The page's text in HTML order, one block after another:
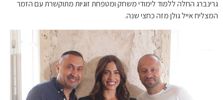
גרינברג החלה ללמוד לימודי משחק ומטפחת זוגיות מתוקשרת עם הזמר
המצליח אייל גולן מזה כחצי שנה.